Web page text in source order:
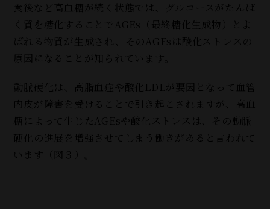
食後など高血糖が続く状態では、グルコースがたんぱ
く質を糖化することでAGEs（最終糖化生成物）とよ
ばれる物質が生成され、そのAGEsは酸化ストレスの
原因になることが知られています。
動脈硬化は、高脂血症や酸化LDLが要因となって血管
内皮が障害を受けることで引き起こされますが、高血
糖によって生じたAGEsや酸化ストレスは、その動脈
硬化の進展を増強させてしまう働きがあると言われて
います（図３）。